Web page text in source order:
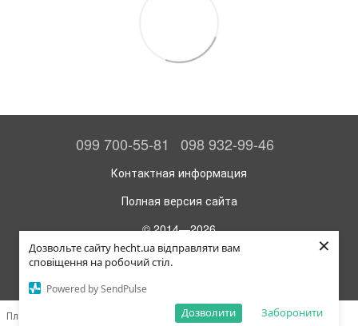
Дозвольте сайту hecht.ua відправляти вам
сповіщення на робочий стіл.
Powered by SendPulse
Заборонити
Дозволити
×
099 700-55-81 098 932-99-46
Контактная информация
Полная версия сайта
© 2014—2026
Официальный интернет-магазин HECHT
Укр
Платформа для создания интернет-магазина